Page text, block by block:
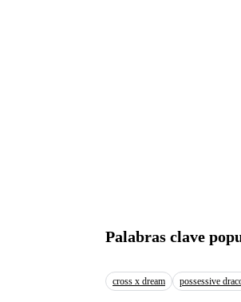
Palabras clave
cross x dream possessive